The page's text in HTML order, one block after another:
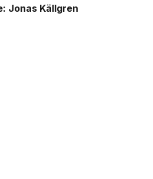
Jonas Källgren